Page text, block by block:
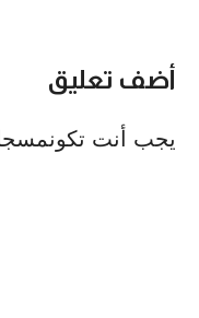
أضف تعليق
يجب أنت تكون